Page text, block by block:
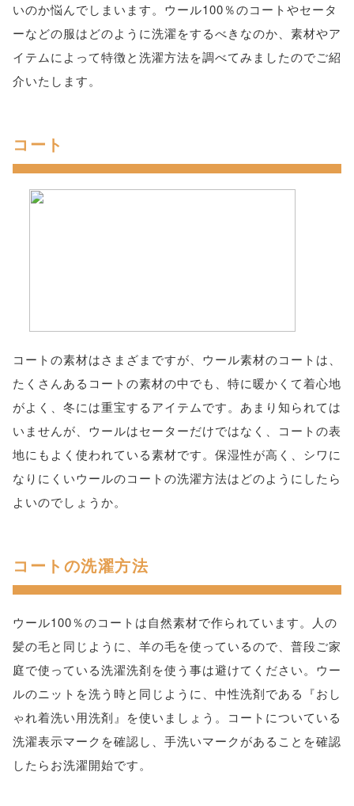
いのか悩んでしまいます。ウール100％のコートやセータ
ーなどの服はどのように洗濯をするべきなのか、素材やア
イテムによって特徴と洗濯方法を調べてみましたのでご紹
介いたします。
コート
コートの素材はさまざまですが、ウール素材のコートは、
たくさんあるコートの素材の中でも、特に暖かくて着心地
がよく、冬には重宝するアイテムです。あまり知られては
いませんが、ウールはセーターだけではなく、コートの表
地にもよく使われている素材です。保湿性が高く、シワに
なりにくいウールのコートの洗濯方法はどのようにしたら
よいのでしょうか。
コートの洗濯方法
ウール100％のコートは自然素材で作られています。人の
髪の毛と同じように、羊の毛を使っているので、普段ご家
庭で使っている洗濯洗剤を使う事は避けてください。ウー
ルのニットを洗う時と同じように、中性洗剤である『おし
ゃれ着洗い用洗剤』を使いましょう。コートについている
洗濯表示マークを確認し、手洗いマークがあることを確認
したらお洗濯開始です。